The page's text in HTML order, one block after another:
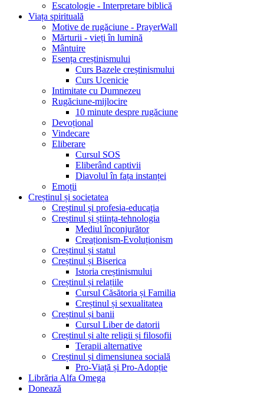
Escatologie - Interpretare biblică
Viața spirituală
Motive de rugăciune - PrayerWall
Mărturii - vieți în lumină
Mântuire
Esența creștinismului
Curs Bazele creștinismului
Curs Ucenicie
Intimitate cu Dumnezeu
Rugăciune-mijlocire
10 minute despre rugăciune
Devoțional
Vindecare
Eliberare
Cursul SOS
Eliberând captivii
Diavolul în fața instanței
Emoții
Creștinul și societatea
Creștinul și profesia-educația
Creștinul și știința-tehnologia
Mediul înconjurător
Creaționism-Evoluționism
Creștinul și statul
Creștinul și Biserica
Istoria creștinismului
Creștinul și relațiile
Cursul Căsătoria și Familia
Creștinul și sexualitatea
Creștinul și banii
Cursul Liber de datorii
Creștinul și alte religii și filosofii
Terapii alternative
Creștinul și dimensiunea socială
Pro-Viață și Pro-Adopție
Librăria Alfa Omega
Donează